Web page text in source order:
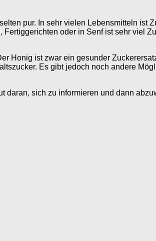
pur. In sehr vielen Lebensmitteln ist
oder in Senf ist sehr viel
Honig ist zwar ein gesunder
Es gibt jedoch noch andere
daran, sich zu informieren und dann